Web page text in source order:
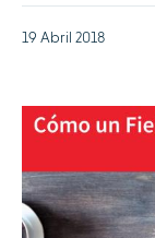
19 Abril 2018